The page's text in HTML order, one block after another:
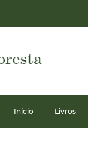
Início Livros